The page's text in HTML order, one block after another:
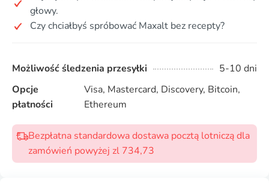
głowy.
Czy chciałbyś spróbować Maxalt bez recepty?
Możliwość śledzenia przesyłki
5-10 dni
Opcje
płatności
Visa, Mastercard, Discovery, Bitcoin,
Ethereum
Bezpłatna standardowa dostawa pocztą lotniczą dla
zamówień powyżej zl 734,73